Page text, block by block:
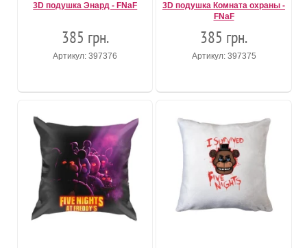
3D подушка Энард - FNaF
385 грн.
Артикул: 397376
3D подушка Комната охраны -
FNaF
385 грн.
Артикул: 397375